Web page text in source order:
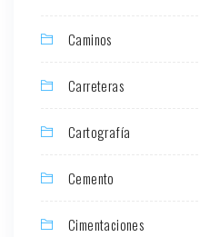
Caminos
Carreteras
Cartografía
Cemento
Cimentaciones